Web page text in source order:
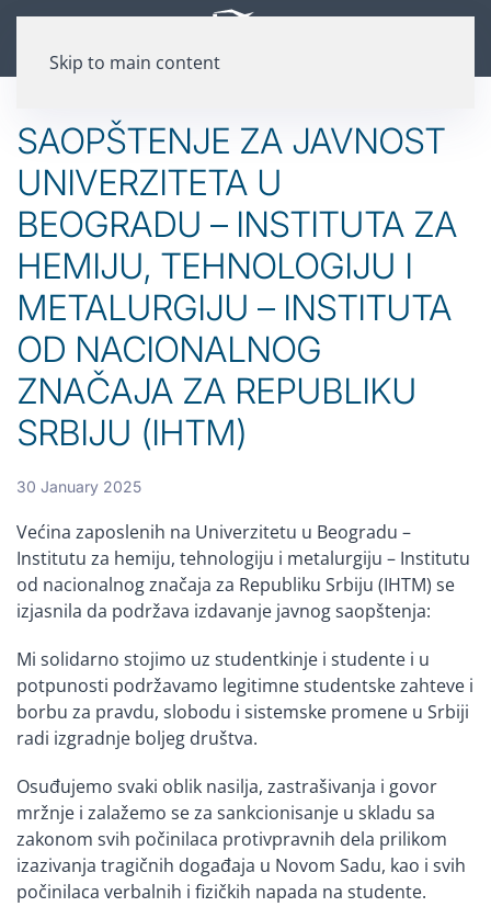
Skip to main content
SAOPŠTENJE ZA JAVNOST
UNIVERZITETA U
BEOGRADU – INSTITUTA ZA
HEMIJU, TEHNOLOGIJU I
METALURGIJU – INSTITUTA
OD NACIONALNOG
ZNAČAJA ZA REPUBLIKU
SRBIJU (IHTM)
30 January 2025
Većina zaposlenih na Univerzitetu u Beogradu –
Institutu za hemiju, tehnologiju i metalurgiju – Institutu
od nacionalnog značaja za Republiku Srbiju (IHTM) se
izjasnila da podržava izdavanje javnog saopštenja:
Mi solidarno stojimo uz studentkinje i studente i u
potpunosti podržavamo legitimne studentske zahteve i
borbu za pravdu, slobodu i sistemske promene u Srbiji
radi izgradnje boljeg društva.
Osuđujemo svaki oblik nasilja, zastrašivanja i govor
mržnje i zalažemo se za sankcionisanje u skladu sa
zakonom svih počinilaca protivpravnih dela prilikom
izazivanja tragičnih događaja u Novom Sadu, kao i svih
počinilaca verbalnih i fizičkih napada na studente.